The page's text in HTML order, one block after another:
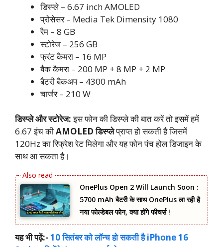
डिस्प्ले – 6.67 inch AMOLED
प्रोसेसर – Media Tek Dimensity 1080
रैम – 8 GB
स्टोरेज – 256 GB
फ्रंट कैमरा – 16 MP
बैक कैमरा – 200 MP + 8 MP + 2 MP
बैटरी बैकअप – 4300 mAh
चार्जर – 210 W
डिस्प्ले और स्टोरेज:इस फोन की डिस्प्ले की बात करें तो इसमें हमें
6.67 इंच कीAMOLED डिस्प्लेप्राप्त हो सकती है जिसमें
120Hz का रिफ्रेश रेट मिलेगा और यह फोन पंच होल डिजाइन के
साथ आ सकता है।
OnePlus Open 2 Will Launch Soon :
5700 mAh बैटरी के साथ OnePlus ला रही है
नया फोल्डेबल फोन, क्या होंगे फीचर्स !
यह भी पढ़ें:- 10 सितंबर को लॉन्च हो सकती है iPhone 16